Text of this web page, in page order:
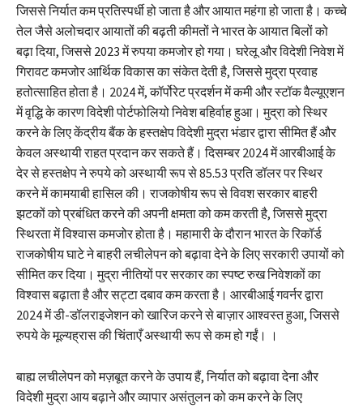
जिससे निर्यात कम प्रतिस्पर्धी हो जाता है और आयात महंगा हो जाता है। कच्चे
तेल जैसे अलोचदार आयातों की बढ़ती कीमतों ने भारत के आयात बिलों को
बढ़ा दिया, जिससे 2023 में रुपया कमजोर हो गया। घरेलू और विदेशी निवेश में
गिरावट कमजोर आर्थिक विकास का संकेत देती है, जिससे मुद्रा प्रवाह
हतोत्साहित होता है। 2024 में, कॉर्पोरेट प्रदर्शन में कमी और स्टॉक वैल्यूएशन
में वृद्धि के कारण विदेशी पोर्टफोलियो निवेश बहिर्वाह हुआ। मुद्रा को स्थिर
करने के लिए केंद्रीय बैंक के हस्तक्षेप विदेशी मुद्रा भंडार द्वारा सीमित हैं और
केवल अस्थायी राहत प्रदान कर सकते हैं। दिसम्बर 2024 में आरबीआई के
देर से हस्तक्षेप ने रुपये को अस्थायी रूप से 85.53 प्रति डॉलर पर स्थिर
करने में कामयाबी हासिल की। ​​राजकोषीय रूप से विवश सरकार बाहरी
झटकों को प्रबंधित करने की अपनी क्षमता को कम करती है, जिससे मुद्रा
स्थिरता में विश्वास कमजोर होता है। महामारी के दौरान भारत के रिकॉर्ड
राजकोषीय घाटे ने बाहरी लचीलेपन को बढ़ावा देने के लिए सरकारी उपायों को
सीमित कर दिया। मुद्रा नीतियों पर सरकार का स्पष्ट रुख निवेशकों का
विश्वास बढ़ाता है और सट्टा दबाव कम करता है। आरबीआई गवर्नर द्वारा
2024 में डी-डॉलराइजेशन को खारिज करने से बाज़ार आश्वस्त हुआ, जिससे
रुपये के मूल्यह्रास की चिंताएँ अस्थायी रूप से कम हो गईं। ।
बाह्य लचीलेपन को मज़बूत करने के उपाय हैं, निर्यात को बढ़ावा देना और
विदेशी मुद्रा आय बढ़ाने और व्यापार असंतुलन को कम करने के लिए